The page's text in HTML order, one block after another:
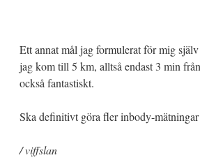
Ett annat mål jag formulerat för mig
jag kom till 5 km, alltså endast 3 min
också fantastiskt.
Ska definitivt göra fler inbody-
/ viffslan